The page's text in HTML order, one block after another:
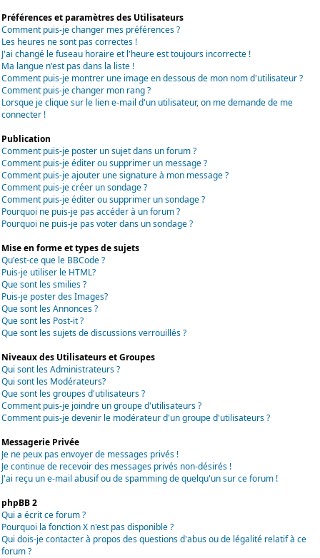
Préférences et paramètres des Utilisateurs
Comment puis-je changer mes préférences ?
Les heures ne sont pas correctes !
J'ai changé le fuseau horaire et l'heure est toujours incorrecte !
Ma langue n'est pas dans la liste !
Comment puis-je montrer une image en dessous de mon nom d'utilisateur ?
Comment puis-je changer mon rang ?
Lorsque je clique sur le lien e-mail d'un utilisateur, on me demande de me
connecter !
Publication
Comment puis-je poster un sujet dans un forum ?
Comment puis-je éditer ou supprimer un message ?
Comment puis-je ajouter une signature à mon message ?
Comment puis-je créer un sondage ?
Comment puis-je éditer ou supprimer un sondage ?
Pourquoi ne puis-je pas accéder à un forum ?
Pourquoi ne puis-je pas voter dans un sondage ?
Mise en forme et types de sujets
Qu'est-ce que le BBCode ?
Puis-je utiliser le HTML?
Que sont les smilies ?
Puis-je poster des Images?
Que sont les Annonces ?
Que sont les Post-it ?
Que sont les sujets de discussions verrouillés ?
Niveaux des Utilisateurs et Groupes
Qui sont les Administrateurs ?
Qui sont les Modérateurs?
Que sont les groupes d'utilisateurs ?
Comment puis-je joindre un groupe d'utilisateurs ?
Comment puis-je devenir le modérateur d'un groupe d'utilisateurs ?
Messagerie Privée
Je ne peux pas envoyer de messages privés !
Je continue de recevoir des messages privés non-désirés !
J'ai reçu un e-mail abusif ou de spamming de quelqu'un sur ce forum !
phpBB 2
Qui a écrit ce forum ?
Pourquoi la fonction X n'est pas disponible ?
Qui dois-je contacter à propos des questions d'abus ou de légalité relatif à ce
forum ?